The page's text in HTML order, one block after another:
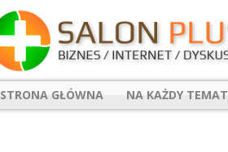
STRONA GŁÓWNA NA KAŻDY TEMAT